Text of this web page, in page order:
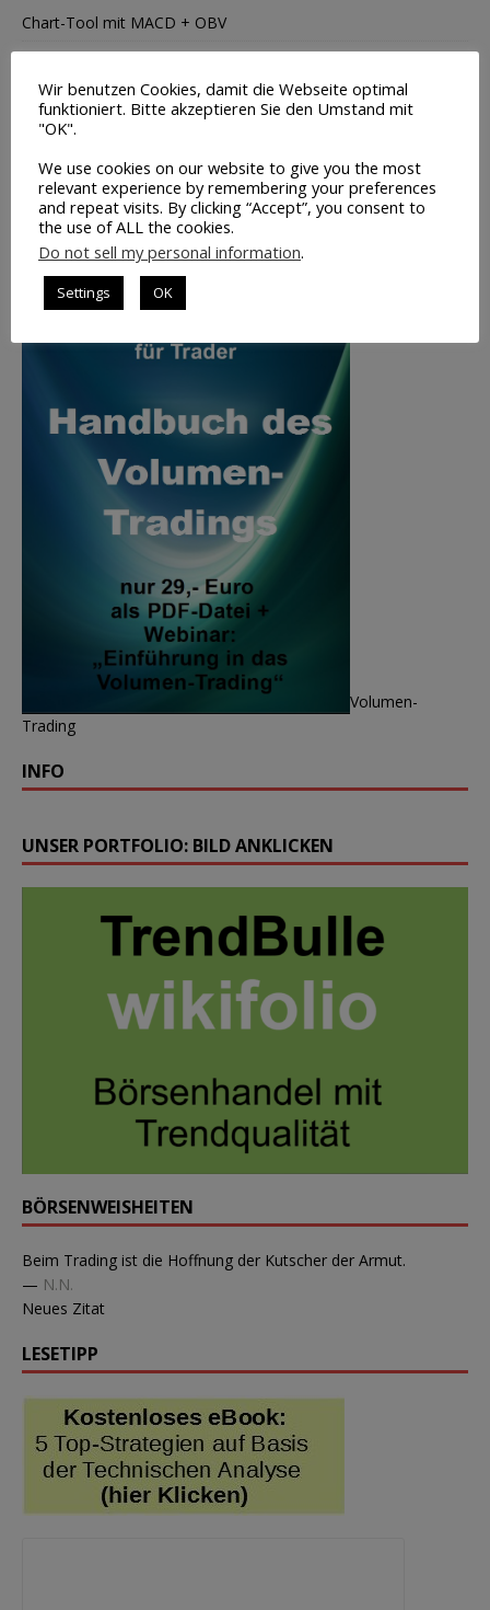
Chart-Tool mit MACD + OBV
Wirtschaftstermine
Tipps zur Broker-Wahl
Leerverkäufe – Institutionelle
Insider-Handel Transaktionen
Saisonale Charts
TOP-BUCHTIPP
Volumen-
Trading
INFO
UNSER PORTFOLIO: BILD ANKLICKEN
BÖRSENWEISHEITEN
Beim Trading ist die Hoffnung der Kutscher der Armut.
— N.N.
Neues Zitat
LESETIPP
Wir benutzen Cookies, damit die Webseite optimal
funktioniert. Bitte akzeptieren Sie den Umstand mit
"OK".
We use cookies on our website to give you the most
relevant experience by remembering your preferences
and repeat visits. By clicking “Accept”, you consent to
the use of ALL the cookies.
Do not sell my personal information.
Settings OK